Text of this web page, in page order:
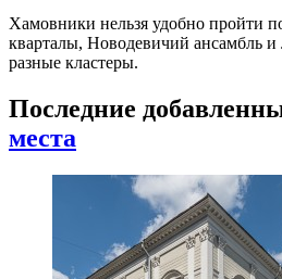
Хамовники нельзя удобно пройти
кварталы, Новодевичий ансамбль
разные кластеры.
Последние
места